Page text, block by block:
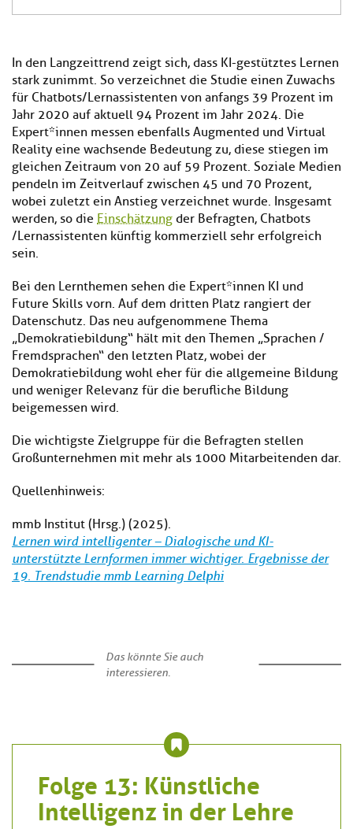
In den Langzeittrend zeigt sich, dass KI-gestütztes Lernen
stark zunimmt. So verzeichnet die Studie einen Zuwachs
für Chatbots/Lernassistenten von anfangs 39 Prozent im
Jahr 2020 auf aktuell 94 Prozent im Jahr 2024. Die
Expert*innen messen ebenfalls Augmented und Virtual
Reality eine wachsende Bedeutung zu, diese stiegen im
gleichen Zeitraum von 20 auf 59 Prozent. Soziale Medien
pendeln im Zeitverlauf zwischen 45 und 70 Prozent,
wobei zuletzt ein Anstieg verzeichnet wurde. Insgesamt
werden, so die Einschätzung der Befragten, Chatbots
/Lernassistenten künftig kommerziell sehr erfolgreich
sein.
Bei den Lernthemen sehen die Expert*innen KI und
Future Skills vorn. Auf dem dritten Platz rangiert der
Datenschutz. Das neu aufgenommene Thema
„Demokratiebildung“ hält mit den Themen „Sprachen /
Fremdsprachen“ den letzten Platz, wobei der
Demokratiebildung wohl eher für die allgemeine Bildung
und weniger Relevanz für die berufliche Bildung
beigemessen wird.
Die wichtigste Zielgruppe für die Befragten stellen
Großunternehmen mit mehr als 1000 Mitarbeitenden dar.
Quellenhinweis:
mmb Institut (Hrsg.) (2025).
Lernen wird intelligenter – Dialogische und KI-
unterstützte Lernformen immer wichtiger. Ergebnisse der
19. Trendstudie mmb Learning Delphi
Das könnte Sie auch
interessieren.
Folge 13: Künstliche
Intelligenz in der Lehre